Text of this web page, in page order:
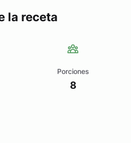
la receta
Porciones
8